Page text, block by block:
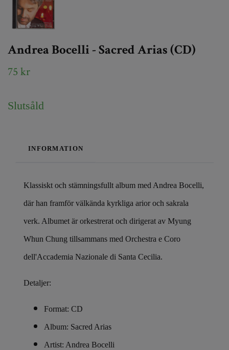
Andrea Bocelli - Sacred Arias (CD)
75 kr
Slutsåld
INFORMATION
Klassiskt och stämningsfullt album med Andrea Bocelli,
där han framför välkända kyrkliga arior och sakrala
verk. Albumet är orkestrerat och dirigerat av Myung
Whun Chung tillsammans med Orchestra e Coro
dell'Accademia Nazionale di Santa Cecilia.
Detaljer:
Format: CD
Album: Sacred Arias
Artist: Andrea Bocelli